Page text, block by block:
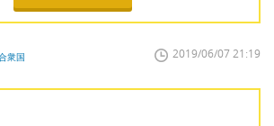
衆国 2019/06/07 21:19